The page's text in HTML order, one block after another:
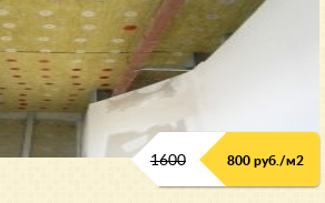
1600 800 руб./м2